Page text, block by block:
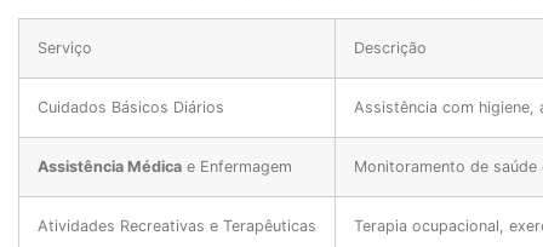
Serviço Descrição
Cuidados Básicos Diários Assistência com higiene,
Assistência Médica e Enfermagem Monitoramento de
Atividades Recreativas e Terapêuticas Terapia ocupacional,